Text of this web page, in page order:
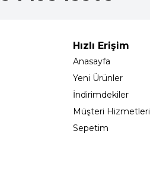
Hızlı Erişim
Anasayfa
Yeni Ürünler
İndirimdekiler
Müşteri Hizmetleri
Sepetim